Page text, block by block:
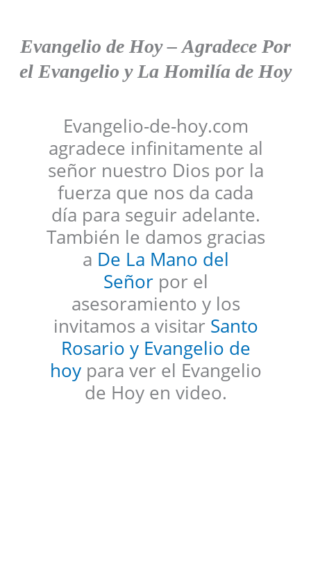
Evangelio de Hoy–Agradece Por
el Evangelio y La Homilía de Hoy
Evangelio-de-hoy.com
agradece infinitamente al
señor nuestro Dios por la
fuerza que nos da cada
día para seguir adelante.
También le damos gracias
a De La Mano del
Señorpor el
asesoramiento y los
invitamos a visitar Santo
Rosario y Evangelio de
hoypara ver el Evangelio
de Hoy en video.